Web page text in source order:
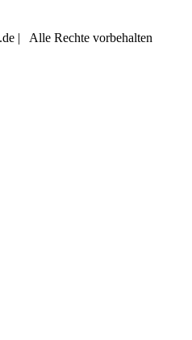
| Alle Rechte vorbehalten